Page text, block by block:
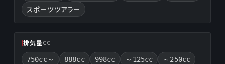
スポーツツアラー
排気量CC
750cc～ 888cc 998cc ～125cc
～250cc